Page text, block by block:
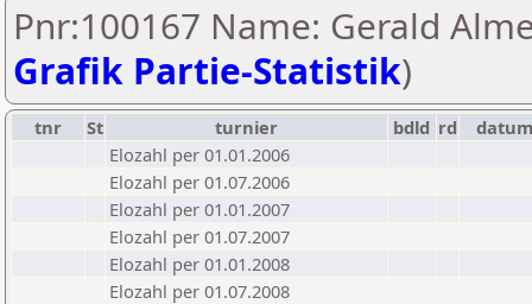
Pnr:100167 Name: Gerald
Grafik Partie-Statistik)
tnr St turnier bdld rd
Elozahl per 01.01.2006
Elozahl per 01.07.2006
Elozahl per 01.01.2007
Elozahl per 01.07.2007
Elozahl per 01.01.2008
Elozahl per 01.07.2008